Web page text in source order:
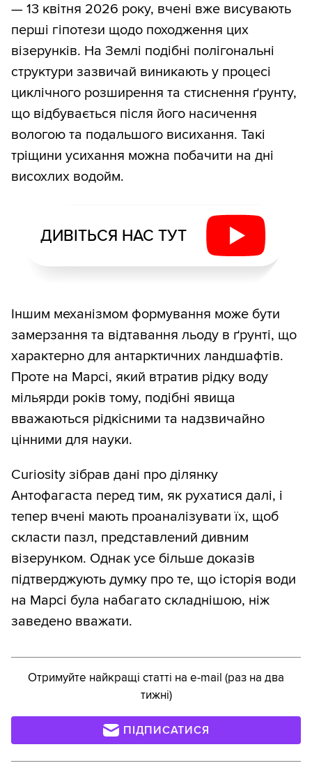
— 13 квітня 2026 року, вчені вже висувають
перші гіпотези щодо походження цих
візерунків. На Землі подібні полігональні
структури зазвичай виникають у процесі
циклічного розширення та стиснення ґрунту,
що відбувається після його насичення
вологою та подальшого висихання. Такі
тріщини усихання можна побачити на дні
висохлих водойм.
ДИВІТЬСЯ НАС ТУТ
Іншим механізмом формування може бути
замерзання та відтавання льоду в ґрунті, що
характерно для антарктичних ландшафтів.
Проте на Марсі, який втратив рідку воду
мільярди років тому, подібні явища
вважаються рідкісними та надзвичайно
цінними для науки.
Curiosity зібрав дані про ділянку
Антофагаста перед тим, як рухатися далі, і
тепер вчені мають проаналізувати їх, щоб
скласти пазл, представлений дивним
візерунком. Однак усе більше доказів
підтверджують думку про те, що історія води
на Марсі була набагато складнішою, ніж
заведено вважати.
Отримуйте найкращі статті на e-mail (раз на два
тижні)
ПІДПИСАТИСЯ